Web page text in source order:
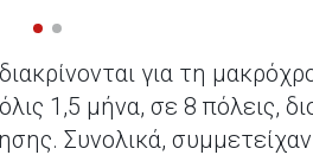
για τη
1,5 μήνα, σε 8 πόλεις,
Συνολικά,